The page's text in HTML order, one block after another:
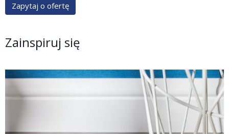
Zapytaj o ofertę
Zainspiruj się